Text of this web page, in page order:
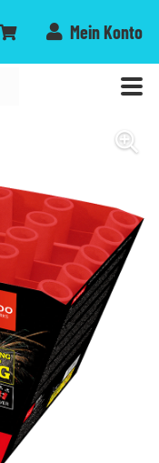
Mein Konto